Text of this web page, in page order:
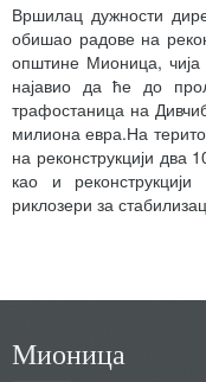
Вршилац дужности
обишао радове на
општине Мионица, чија
најавио да ће до
трафостаница на
милиона евра.На
на реконструкцији два
као и
риклозери за
Мионица